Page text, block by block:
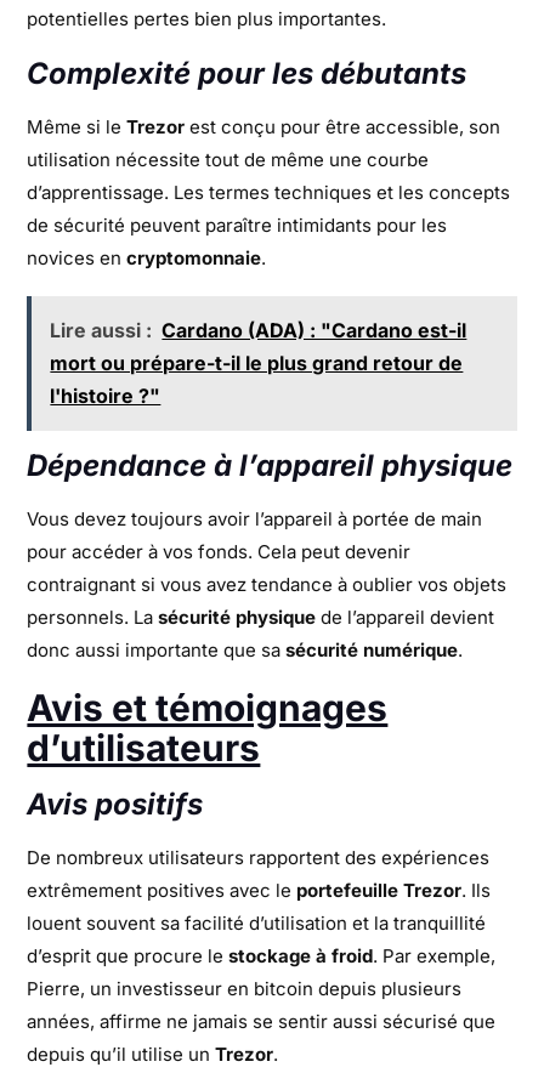
potentielles pertes bien plus importantes.
Complexité pour les débutants
Même si leTrezor est conçu pour être accessible, son
utilisation nécessite tout de même une courbe
d’apprentissage. Les termes techniques et les concepts
de sécurité peuvent paraître intimidants pour les
novices encryptomonnaie.
Lire aussi : Cardano (ADA) : "Cardano est-il
mort ou prépare-t-il le plus grand retour de
l'histoire ?"
Dépendance à l’appareil physique
Vous devez toujours avoir l’appareil à portée de main
pour accéder à vos fonds. Cela peut devenir
contraignant si vous avez tendance à oublier vos objets
personnels. Lasécurité physique de l’appareil devient
donc aussi importante que sasécurité numérique.
Avis et témoignages
d’utilisateurs
Avis positifs
De nombreux utilisateurs rapportent des expériences
extrêmement positives avec le portefeuille Trezor. Ils
louent souvent sa facilité d’utilisation et la tranquillité
d’esprit que procure lestockage à froid. Par exemple,
Pierre, un investisseur en bitcoin depuis plusieurs
années, affirme ne jamais se sentir aussi sécurisé que
depuis qu’il utilise unTrezor.